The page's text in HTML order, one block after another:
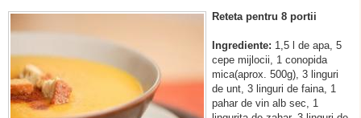
Reteta pentru 8 portii
Ingrediente: 1,5 l de apa, 5
cepe mijlocii, 1 conopida
mica(aprox. 500g), 3 linguri
de unt, 3 linguri de faina, 1
pahar de vin alb sec, 1